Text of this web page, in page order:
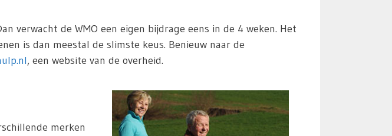
verwacht de WMO een eigen bijdrage eens in de 4 weken. Het
is dan meestal de slimste keus. Benieuw naar de
, een website van de overheid.
merken